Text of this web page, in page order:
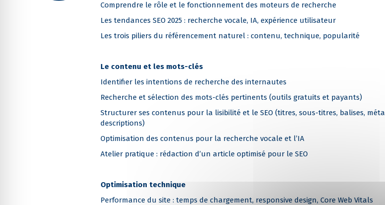
Comprendre le rôle et le fonctionnement des moteurs de recherche
Les tendances SEO 2025 : recherche vocale, IA, expérience utilisateur
Les trois piliers du référencement naturel : contenu, technique, popularité
Le contenu et les mots-clés
Identifier les intentions de recherche des internautes
Recherche et sélection des mots-clés pertinents (outils gratuits et payants)
Structurer ses contenus pour la lisibilité et le SEO (titres, sous-titres, balises, méta
descriptions)
Optimisation des contenus pour la recherche vocale et l’IA
Atelier pratique : rédaction d’un article optimisé pour le SEO
Optimisation technique
Performance du site : temps de chargement, responsive design, Core Web Vitals